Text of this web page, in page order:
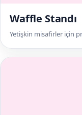
Waffle Standı
Yetişkin misafirler için